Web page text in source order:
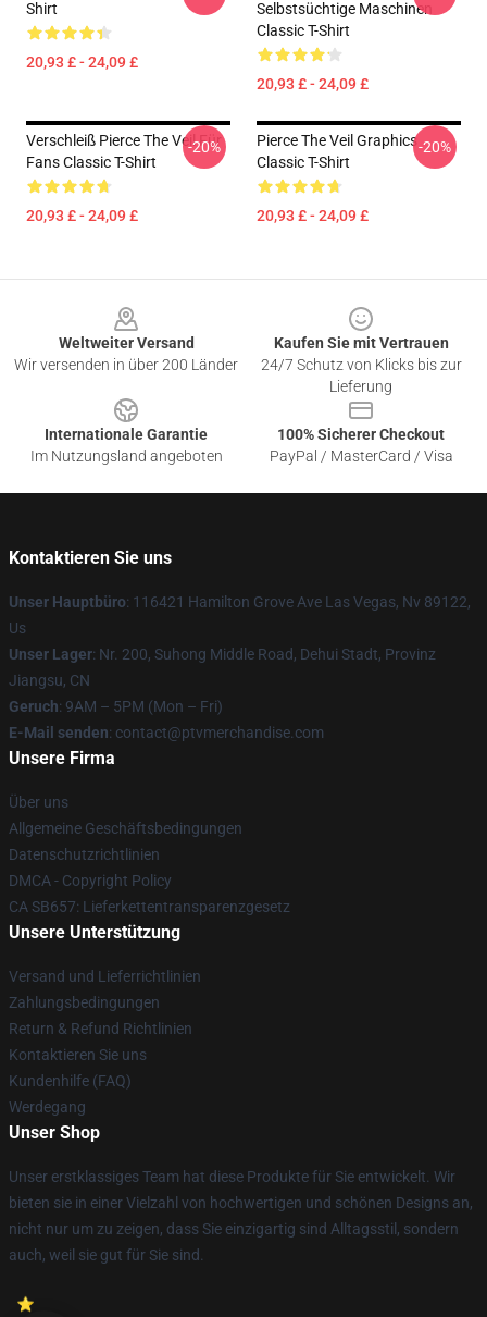
Shirt
20,93 £ - 24,09 £
Selbstsüchtige Maschinen
Classic T-Shirt
20,93 £ - 24,09 £
Verschleiß Pierce The Veil Für
Fans Classic T-Shirt
20,93 £ - 24,09 £
-20%
Pierce The Veil Graphics
Classic T-Shirt
20,93 £ - 24,09 £
-20%
Weltweiter Versand
Wir versenden in über 200 Länder
Kaufen Sie mit Vertrauen
24/7 Schutz von Klicks bis zur
Lieferung
Internationale Garantie
Im Nutzungsland angeboten
100% Sicherer Checkout
PayPal / MasterCard / Visa
Kontaktieren Sie uns
Unser Hauptbüro: 116421 Hamilton Grove Ave Las Vegas, Nv 89122,
Us
Unser Lager: Nr. 200, Suhong Middle Road, Dehui Stadt, Provinz
Jiangsu, CN
Geruch: 9AM – 5PM (Mon – Fri)
E-Mail senden: contact@ptvmerchandise.com
Unsere Firma
Über uns
Allgemeine Geschäftsbedingungen
Datenschutzrichtlinien
DMCA - Copyright Policy
CA SB657: Lieferkettentransparenzgesetz
Unsere Unterstützung
Versand und Lieferrichtlinien
Zahlungsbedingungen
Return & Refund Richtlinien
Kontaktieren Sie uns
Kundenhilfe (FAQ)
Werdegang
Unser Shop
Unser erstklassiges Team hat diese Produkte für Sie entwickelt. Wir
bieten sie in einer Vielzahl von hochwertigen und schönen Designs an,
nicht nur um zu zeigen, dass Sie einzigartig sind Alltagsstil, sondern
auch, weil sie gut für Sie sind.